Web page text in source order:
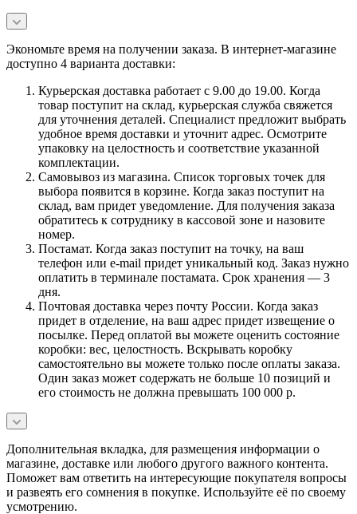
Экономьте время на получении заказа. В интернет-магазине
доступно 4 варианта доставки:
Курьерская доставка работает с 9.00 до 19.00. Когда
товар поступит на склад, курьерская служба свяжется
для уточнения деталей. Специалист предложит выбрать
удобное время доставки и уточнит адрес. Осмотрите
упаковку на целостность и соответствие указанной
комплектации.
Самовывоз из магазина. Список торговых точек для
выбора появится в корзине. Когда заказ поступит на
склад, вам придет уведомление. Для получения заказа
обратитесь к сотруднику в кассовой зоне и назовите
номер.
Постамат. Когда заказ поступит на точку, на ваш
телефон или e-mail придет уникальный код. Заказ нужно
оплатить в терминале постамата. Срок хранения — 3
дня.
Почтовая доставка через почту России. Когда заказ
придет в отделение, на ваш адрес придет извещение о
посылке. Перед оплатой вы можете оценить состояние
коробки: вес, целостность. Вскрывать коробку
самостоятельно вы можете только после оплаты заказа.
Один заказ может содержать не больше 10 позиций и
его стоимость не должна превышать 100 000 р.
Дополнительная вкладка, для размещения информации о
магазине, доставке или любого другого важного контента.
Поможет вам ответить на интересующие покупателя вопросы
и развеять его сомнения в покупке. Используйте её по своему
усмотрению.